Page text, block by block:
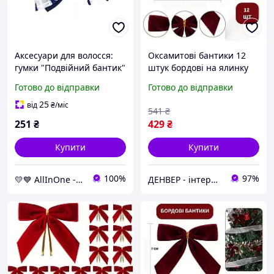
Аксесуари для волосся:
гумки "Подвійний бантик"
штук AllInOne -market-
without-queues-
Готово до відправки
від25₴/міс
251 ₴
Купити
💛💙 AllInOne - знаходь все необхідне в одному магазині! 100%
Оксамитові бантики 12
штук бордові на ялинку
9 на 7 см Денвер
Готово до відправки
429₴
541 ₴
Купити
ДЕНВЕР - інтернет-магазин преміальної якості та доступних цін! 97%